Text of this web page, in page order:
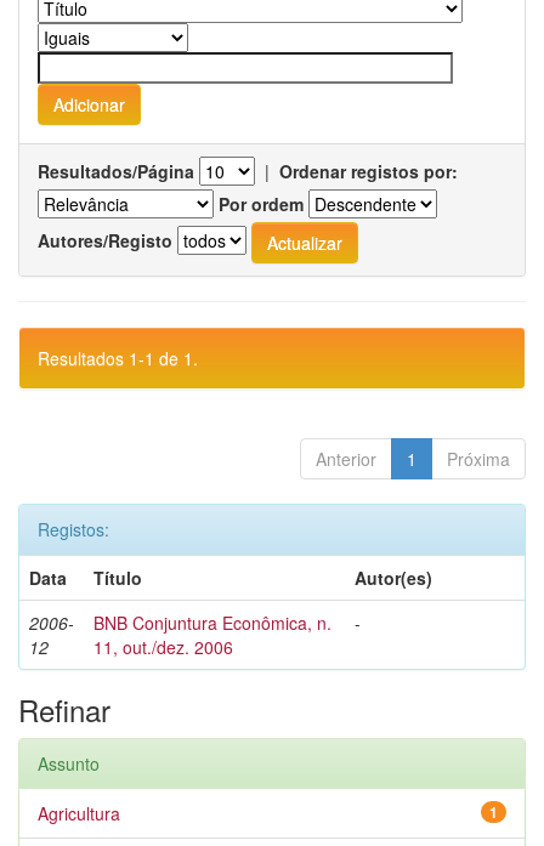
Resultados/Página | Ordenar registos por:
Por ordem
Autores/Registo
Resultados 1-1 de 1.
Anterior 1 Próxima
Registos:
Data
Título
Autor(es)
2006-
12
BNB Conjuntura Econômica, n.
11, out./dez. 2006
-
Refinar
Assunto
1
Agricultura